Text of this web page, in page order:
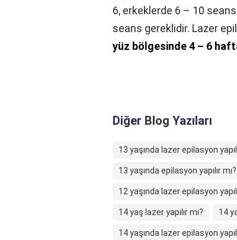
6, erkeklerde 6 – 10
seans gereklidir. Lazer
yüz bölgesinde 4 – 6
Diğer Blog Yazıları
13 yaşında lazer epilasyon
13 yaşında epilasyon yapılır mı?
12 yaşında lazer epilasyon
14 yaş lazer yapılır mı? 14
14 yaşında lazer epilasyon